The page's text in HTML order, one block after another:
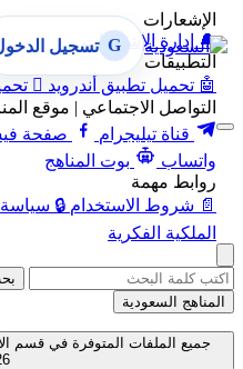
الإشعارات
🔔
إدارة الإشعارات
التطبيقات
🤖 تحميل تطبيق أندرويد 
التواصل الاجتماعي | موقع
قناة تيليجرام
صفحة
واتساب
بوت المناهج
روابط مهمة
📄 شروط الاستخدام 🔒
الملكية الفكرية
G تسجيل الدخول
المناهج السعودية